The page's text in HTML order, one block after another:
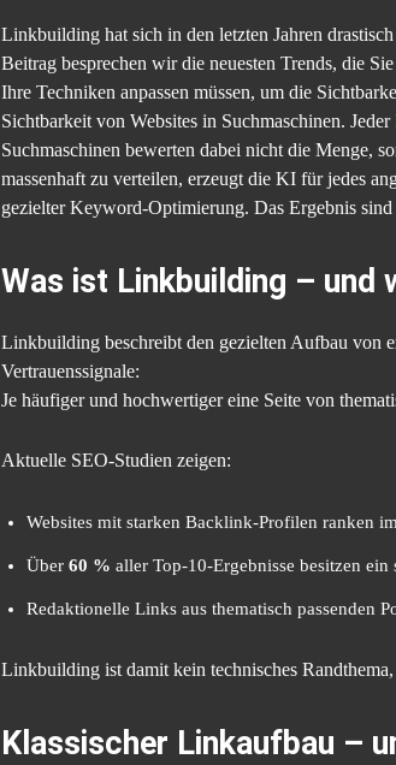
Linkbuilding hat sich in den letzten Jahren
Beitrag besprechen wir die neuesten Trends, die
Ihre Techniken anpassen müssen, um die
Sichtbarkeit von Websites in Suchmaschinen. Jeder
Suchmaschinen bewerten dabei nicht die Menge,
massenhaft zu verteilen, erzeugt die KI für jedes
gezielter Keyword-Optimierung. Das Ergebnis sind
Was ist Linkbuilding – und
Linkbuilding beschreibt den gezielten Aufbau von
Vertrauenssignale:
Je häufiger und hochwertiger eine Seite von
Aktuelle SEO-Studien zeigen:
Websites mit starken Backlink-Profilen ranken
Über 60 % aller Top-10-Ergebnisse besitzen
Redaktionelle Links aus thematisch passenden
Linkbuilding ist damit kein technisches
Klassischer Linkaufbau –